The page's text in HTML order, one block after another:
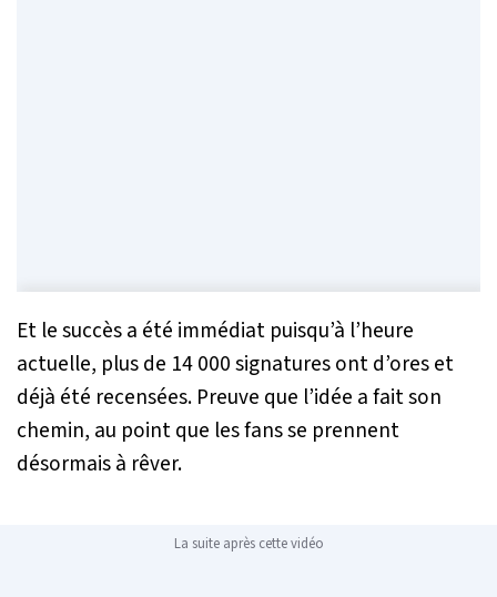
Et le succès a été immédiat puisqu’à l’heure
actuelle, plus de 14 000 signatures ont d’ores et
déjà été recensées. Preuve que l’idée a fait son
chemin, au point que les fans se prennent
désormais à rêver.
La suite après cette vidéo